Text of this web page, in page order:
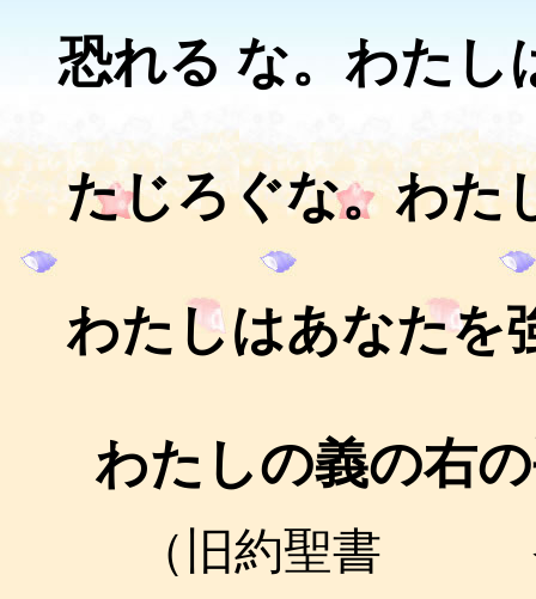
恐れる な。わたし
たじろぐな。わた
わたしはあなたを
わたしの義の右
（旧約聖書 イ